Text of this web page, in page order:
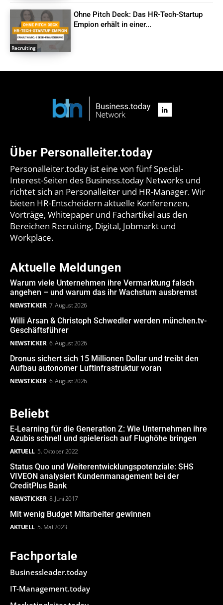
Recruiting
Ohne Pitch Deck: Das HR-Tech-Startup
Empion erhält in einer...
Über Personalleiter.today
Personalleiter.today ist eine von fünf Special-
Interest-Seiten des Business.today Networks und
richtet sich an Personalleiter und HR-Manager. Wir
bieten HR-Entscheidern aktuelle Konferenzen,
Vorträge, Whitepaper und Fachartikel aus den
Bereichen Recruiting, Digital, Jobmarkt und
Workplace.
Aktuelle Meldungen
Warum viele Unternehmen ihre Vermarktung falsch
angehen – und warum das ihr Wachstum ausbremst
NEWSTICKER 7. August 2026
Willi Arsan & Christoph Schwedler werden münchen.tv-
Geschäftsführer
NEWSTICKER 6. August 2026
Dronus sichert sich 15 Millionen Dollar und treibt den
Aufbau autonomer Luftinfrastruktur voran
NEWSTICKER 6. August 2026
Beliebt
E-Learning für die Generation Z: Wie Unternehmen ihre
Azubis schnell und spielerisch auf Flughöhe bringen
AKTUELL 5. Oktober 2022
Status Quo und Weiterentwicklungspotenziale: SHS
VIVEON analysiert Kundenmanagement bei der
CreditPlus Bank
NEWSTICKER 8. Juni 2017
Mit wenig Budget Mitarbeiter gewinnen
AKTUELL 5. Mai 2023
Fachportale
Businessleader.today
IT-Management.today